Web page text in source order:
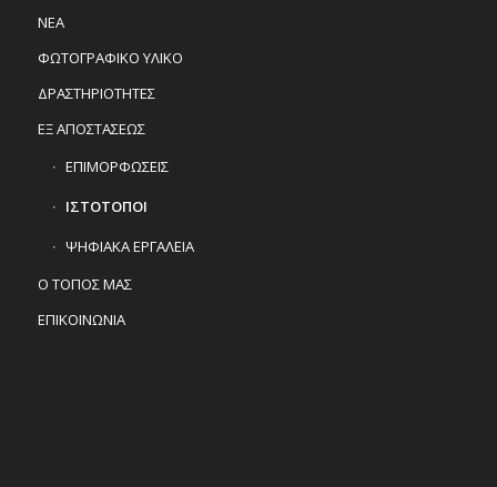
ΝΕΑ
ΦΩΤΟΓΡΑΦΙΚΟ ΥΛΙΚΟ
ΔΡΑΣΤΗΡΙΟΤΗΤΕΣ
ΕΞ ΑΠΟΣΤΑΣΕΩΣ
ΕΠΙΜΟΡΦΩΣΕΙΣ
ΙΣΤΟΤΟΠΟΙ
ΨΗΦΙΑΚΑ ΕΡΓΑΛΕΙΑ
Ο ΤΟΠΟΣ ΜΑΣ
ΕΠΙΚΟΙΝΩΝΙΑ